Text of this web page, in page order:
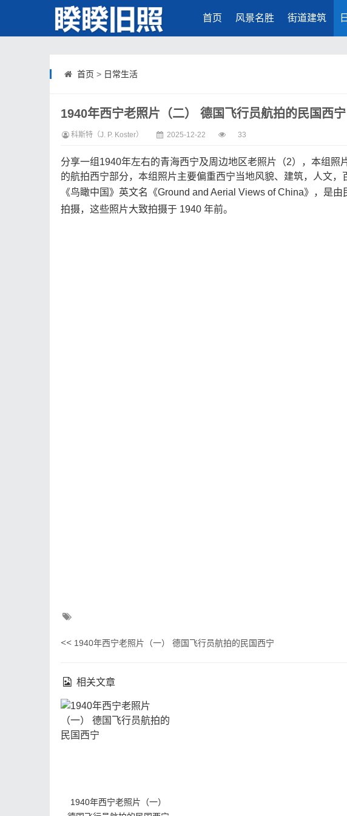
首页 风景名胜 街道建筑
首页 > 日常生活
1940年西宁老照片（二） 德国飞行员航拍的民国西宁
科斯特（J. P. Koster） 2025-12-22 33
分享一组1940年左右的青海西宁及周边地区老照片（2），本组照
的航拍西宁部分，本组照片主要偏重西宁当地风貌、建筑，人文，
《鸟瞰中国》英文名《Ground and Aerial Views of China》，是由
拍摄，这些照片大致拍摄于 1940 年前。
<< 1940年西宁老照片（一） 德国飞行员航拍的民国西宁
相关文章
1940年西宁老照片（一）